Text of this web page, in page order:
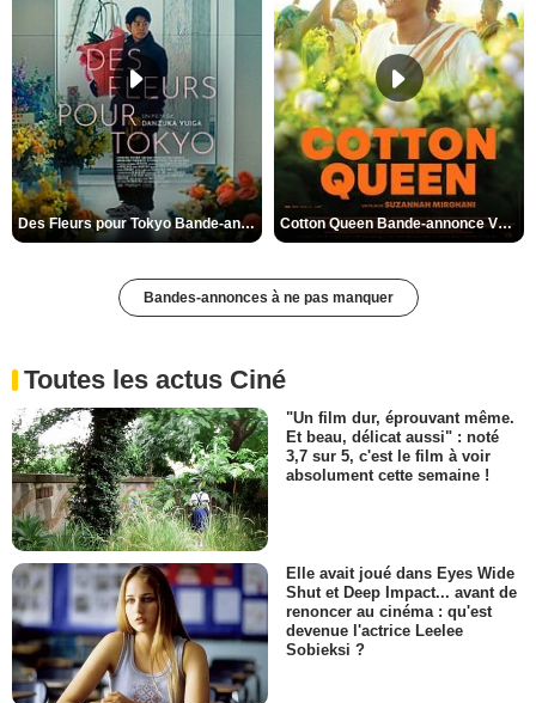
Des Fleurs pour Tokyo Bande-annonce VO STFR Cotton Queen Bande-annonce VO STFR
Bandes-annonces à ne pas manquer
Toutes les actus Ciné
"Un film dur, éprouvant même.
Et beau, délicat aussi" : noté
3,7 sur 5, c'est le film à voir
absolument cette semaine !
Elle avait joué dans Eyes Wide
Shut et Deep Impact... avant de
renoncer au cinéma : qu'est
devenue l'actrice Leelee
Sobieksi ?